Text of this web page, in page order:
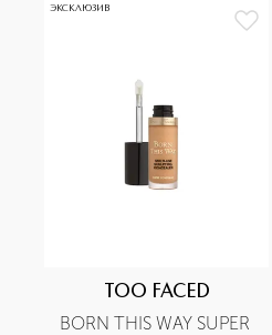
ЭКСКЛЮЗИВ
TOO FACED
BORN THIS WAY SUPER